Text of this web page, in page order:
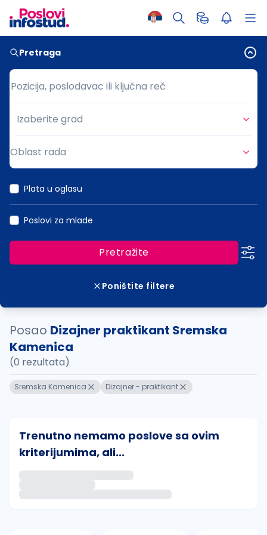
Pretraga
Pozicija, poslodavac ili ključna reč
Pozicija, poslodavac ili ključna reč
Grad
Izaberite grad
Oblast rada
Plata u oglasu
Poslovi za mlade
Pretražite
Poništite filtere
Posao Dizajner praktikant Sremska
Kamenica
(0 rezultata)
Sremska Kamenica Dizajner - praktikant
Trenutno nemamo poslove sa ovim
kriterijumima, ali...